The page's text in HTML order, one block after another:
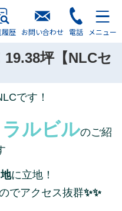
履歴 お問い合わせ 電話 メニュー
坪【NLCセ
です！
ルビルのご紹
に立地！
でアクセス抜群✨✨